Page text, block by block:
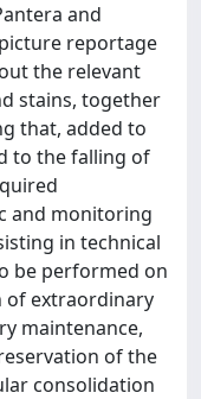
and
reportage
the relevant
stains, together
that, added to
to the falling of
and monitoring
in technical
be performed on
of extraordinary
maintenance,
of the
consolidation